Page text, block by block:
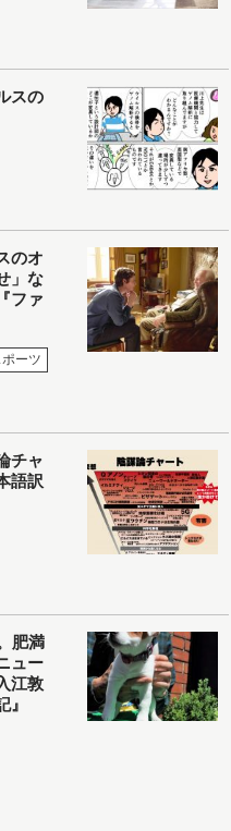
スの
のオ
」な
ファ
ーツ
チャ
語訳
肥満
ュー
江敦